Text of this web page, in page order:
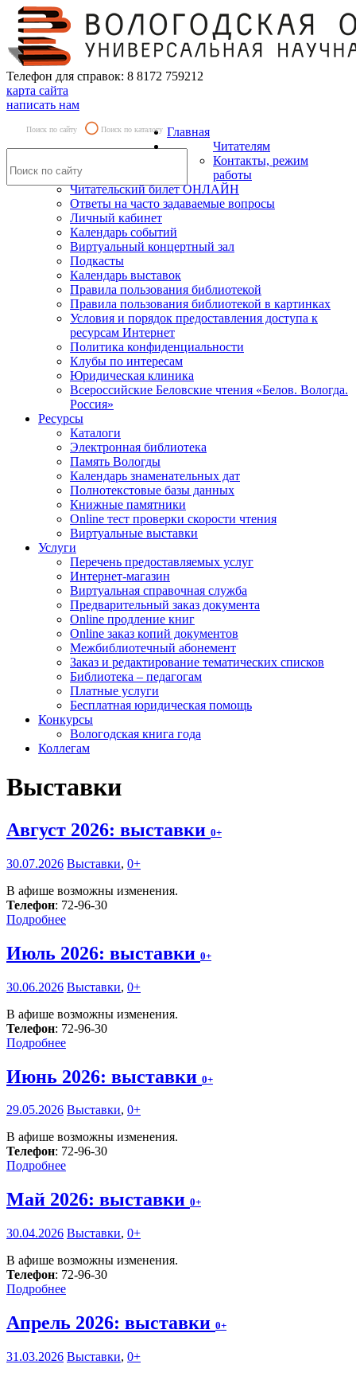
Телефон для справок: 8 8172 759212
карта сайта
написать нам
Поиск по сайту Поиск по каталогу Главная
Читателям
Контакты, режим
работы
Читательский билет ОНЛАЙН
Ответы на часто задаваемые вопросы
Личный кабинет
Календарь событий
Виртуальный концертный зал
Подкасты
Календарь выставок
Правила пользования библиотекой
Правила пользования библиотекой в картинках
Условия и порядок предоставления доступа к
ресурсам Интернет
Политика конфиденциальности
Клубы по интересам
Юридическая клиника
Всероссийские Беловские чтения «Белов. Вологда.
Россия»
Ресурсы
Каталоги
Электронная библиотека
Память Вологды
Календарь знаменательных дат
Полнотекстовые базы данных
Книжные памятники
Online тест проверки скорости чтения
Виртуальные выставки
Услуги
Перечень предоставляемых услуг
Интернет-магазин
Виртуальная справочная служба
Предварительный заказ документа
Online продление книг
Online заказ копий документов
Межбиблиотечный абонемент
Заказ и редактирование тематических списков
Библиотека – педагогам
Платные услуги
Бесплатная юридическая помощь
Конкурсы
Вологодская книга года
Коллегам
Выставки
Август 2026: выставки 0+
30.07.2026 Выставки, 0+
В афише возможны изменения.
Телефон: 72-96-30
Подробнее
Июль 2026: выставки 0+
30.06.2026 Выставки, 0+
В афише возможны изменения.
Телефон: 72-96-30
Подробнее
Июнь 2026: выставки 0+
29.05.2026 Выставки, 0+
В афише возможны изменения.
Телефон: 72-96-30
Подробнее
Май 2026: выставки 0+
30.04.2026 Выставки, 0+
В афише возможны изменения.
Телефон: 72-96-30
Подробнее
Апрель 2026: выставки 0+
31.03.2026 Выставки, 0+